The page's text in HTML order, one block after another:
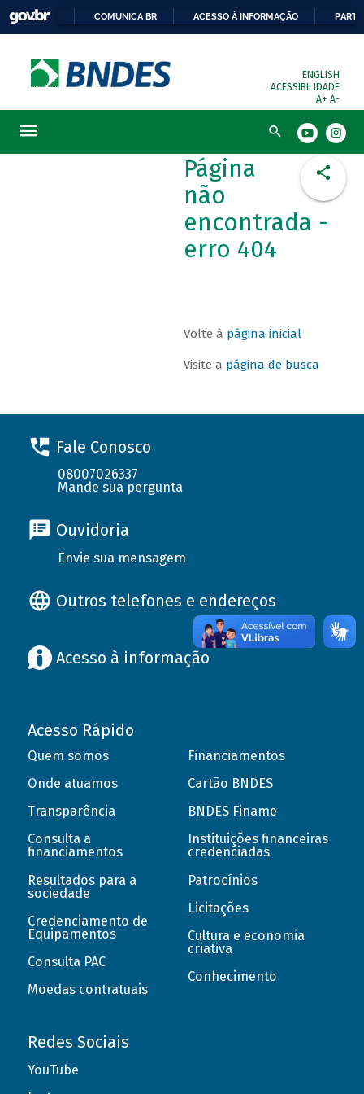
COMUNICA BR ACESSO À INFORMAÇÃO
ENGLISH
ACESSIBILIDADE
A+ A-
Busca
Página
não
encontrada -
erro 404
Volte à página inicial
Visite a página de busca
Fale Conosco
08007026337
Mande sua pergunta
Ouvidoria
Envie sua mensagem
Outros telefones e endereços
Acesso à informação
Acesso Rápido
Quem somos
Onde atuamos
Transparência
Consulta a
financiamentos
Resultados para a
sociedade
Credenciamento de
Equipamentos
Consulta PAC
Moedas contratuais
Financiamentos
Cartão BNDES
BNDES Finame
Instituições financeiras
credenciadas
Patrocínios
Licitações
Cultura e economia
criativa
Conhecimento
Redes Sociais
YouTube